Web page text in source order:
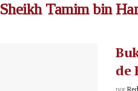
Sheikh Tamim bin
de
por